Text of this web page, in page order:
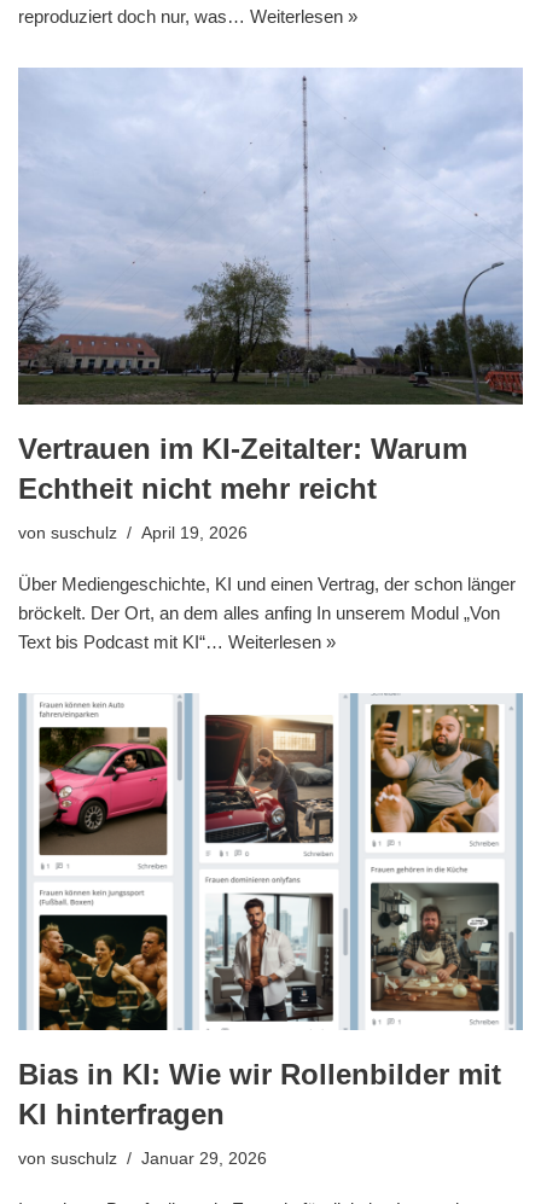
reproduziert doch nur, was… Weiterlesen »
Vertrauen im KI-Zeitalter: Warum
Echtheit nicht mehr reicht
von suschulz April 19, 2026
Über Mediengeschichte, KI und einen Vertrag, der schon länger
bröckelt. Der Ort, an dem alles anfing In unserem Modul „Von
Text bis Podcast mit KI“… Weiterlesen »
Bias in KI: Wie wir Rollenbilder mit
KI hinterfragen
von suschulz Januar 29, 2026